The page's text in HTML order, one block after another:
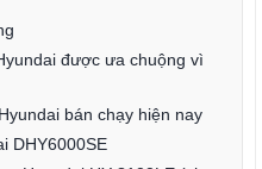
được ưa chuộng vì
bán chạy hiện nay
DHY6000SE